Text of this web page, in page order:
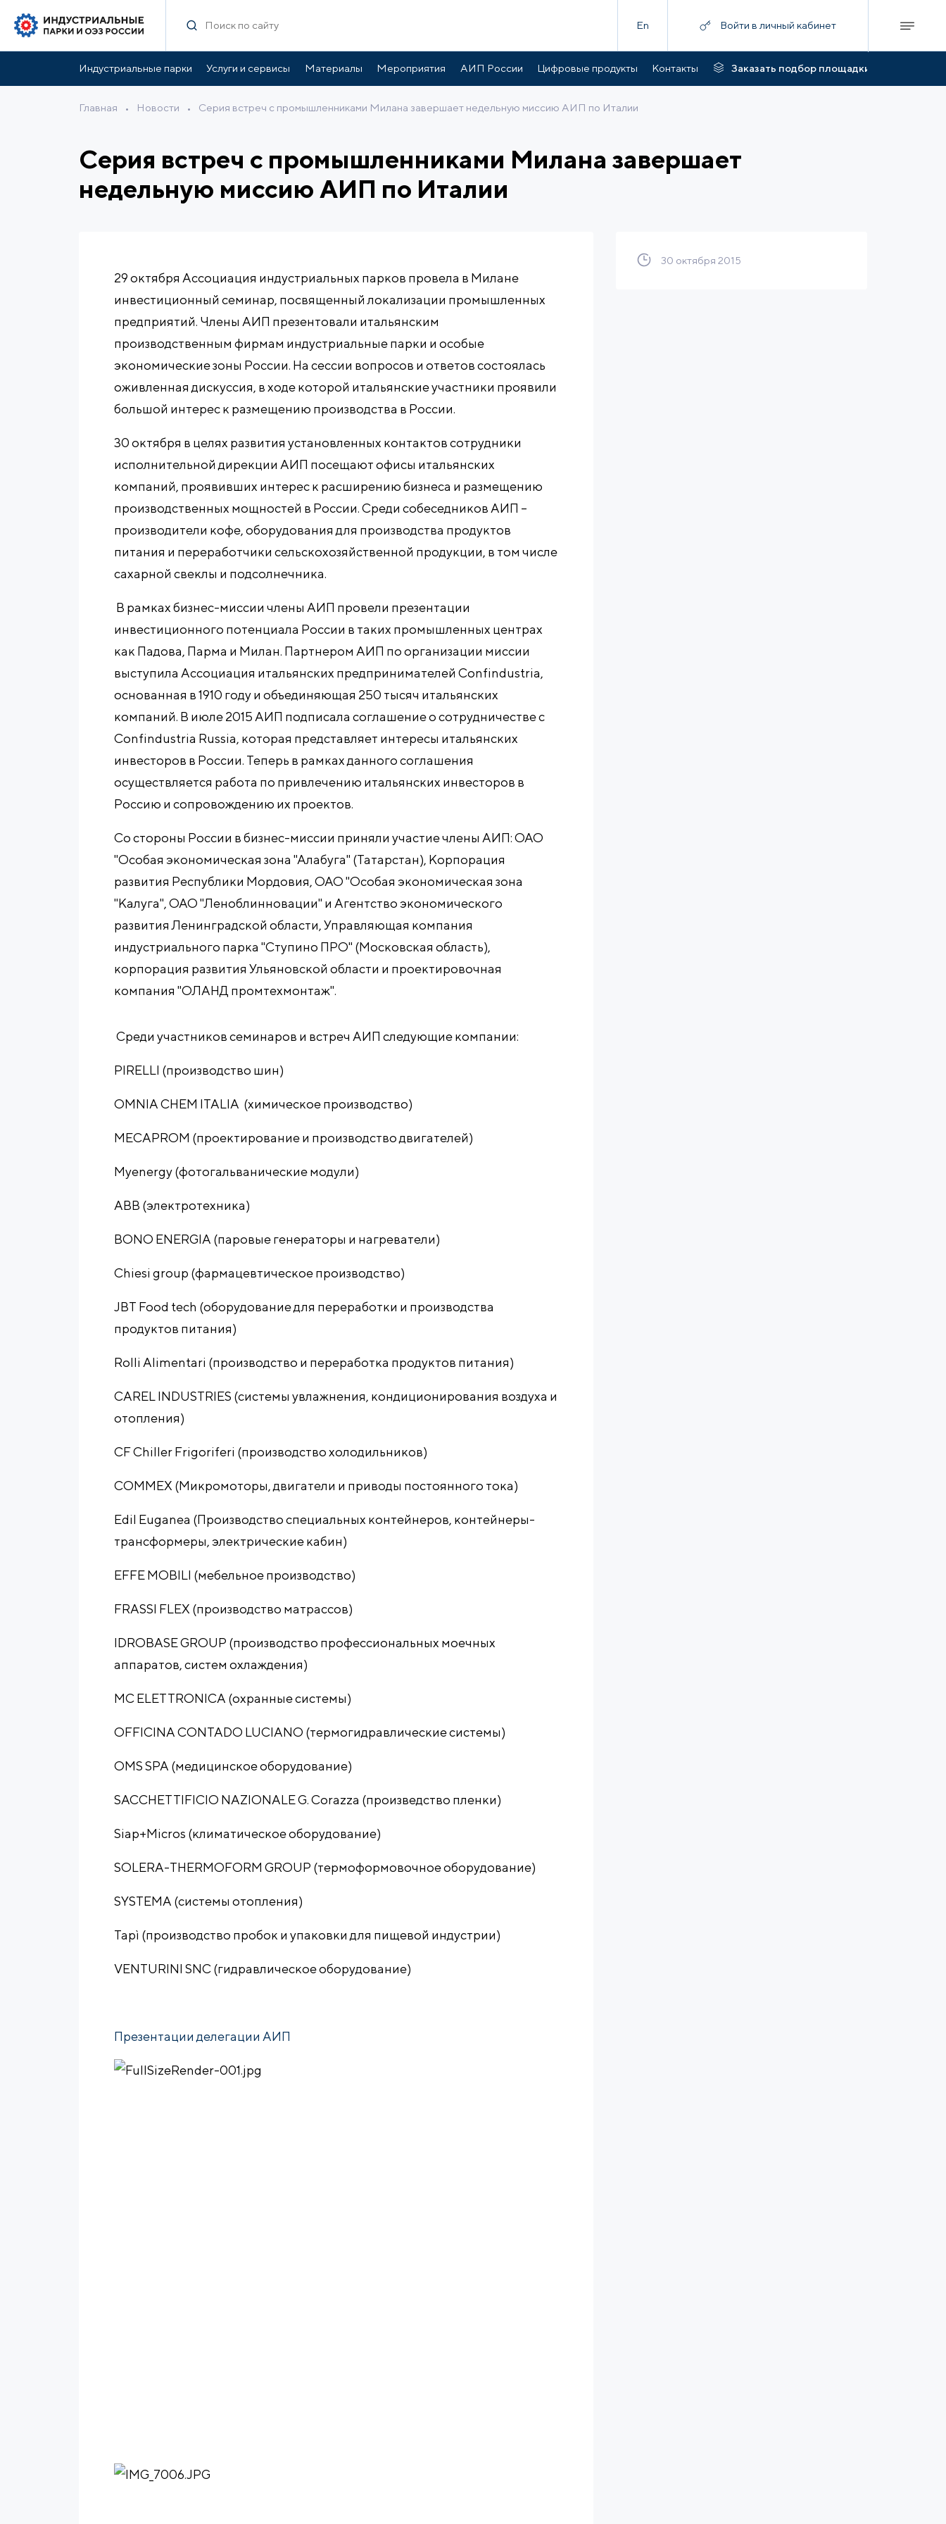
En Войти в личный кабинет
Индустриальные парки Услуги и сервисы Материалы Мероприятия АИП России Цифровые продукты Контакты Заказать подбор площадки
Главная • Новости • Серия встреч с промышленниками Милана завершает недельную миссию АИП по Италии
Серия встреч с промышленниками Милана завершает
недельную миссию АИП по Италии
29 октября Ассоциация индустриальных парков провела в Милане
инвестиционный семинар, посвященный локализации промышленных
предприятий. Члены АИП презентовали итальянским
производственным фирмам индустриальные парки и особые
экономические зоны России. На сессии вопросов и ответов состоялась
оживленная дискуссия, в ходе которой итальянские участники проявили
большой интерес к размещению производства в России.
30 октября в целях развития установленных контактов сотрудники
исполнительной дирекции АИП посещают офисы итальянских
компаний, проявивших интерес к расширению бизнеса и размещению
производственных мощностей в России. Среди собеседников АИП –
производители кофе, оборудования для производства продуктов
питания и переработчики сельскохозяйственной продукции, в том числе
сахарной свеклы и подсолнечника.
В рамках бизнес-миссии члены АИП провели презентации
инвестиционного потенциала России в таких промышленных центрах
как Падова, Парма и Милан. Партнером АИП по организации миссии
выступила Ассоциация итальянских предпринимателей Confindustria,
основанная в 1910 году и объединяющая 250 тысяч итальянских
компаний. В июле 2015 АИП подписала соглашение о сотрудничестве с
Confindustria Russia, которая представляет интересы итальянских
инвесторов в России. Теперь в рамках данного соглашения
осуществляется работа по привлечению итальянских инвесторов в
Россию и сопровождению их проектов.
Со стороны России в бизнес-миссии приняли участие члены АИП: ОАО
"Особая экономическая зона "Алабуга" (Татарстан), Корпорация
развития Республики Мордовия, ОАО "Особая экономическая зона
"Калуга", ОАО "Леноблинновации" и Агентство экономического
развития Ленинградской области, Управляющая компания
индустриального парка "Ступино ПРО" (Московская область),
корпорация развития Ульяновской области и проектировочная
компания "ОЛАНД промтехмонтаж".
Среди участников семинаров и встреч АИП следующие компании:
PIRELLI (производство шин)
OMNIA CHEM ITALIA (химическое производство)
MECAPROM (проектирование и производство двигателей)
Myenergy (фотогальванические модули)
ABB (электротехника)
BONO ENERGIA (паровые генераторы и нагреватели)
Chiesi group (фармацевтическое производство)
JBT Food tech (оборудование для переработки и производства
продуктов питания)
Rolli Alimentari (производство и переработка продуктов питания)
CAREL INDUSTRIES (системы увлажнения, кондиционирования воздуха и
отопления)
CF Chiller Frigoriferi (производство холодильников)
COMMEX (Микромоторы, двигатели и приводы постоянного тока)
Edil Euganea (Производство специальных контейнеров, контейнеры-
трансформеры, электрические кабин)
EFFE MOBILI (мебельное производство)
FRASSI FLEX (производство матрассов)
IDROBASE GROUP (производство профессиональных моечных
аппаратов, систем охлаждения)
MC ELETTRONICA (охранные системы)
OFFICINA CONTADO LUCIANO (термогидравлические системы)
OMS SPA (медицинское оборудование)
SACCHETTIFICIO NAZIONALE G. Corazza (произведство пленки)
Siap+Micros (климатическое оборудование)
SOLERA-THERMOFORM GROUP (термоформовочное оборудование)
SYSTEMA (системы отопления)
Tapì (производство пробок и упаковки для пищевой индустрии)
VENTURINI SNC (гидравлическое оборудование)
Презентации делегации АИП
30 октября 2015